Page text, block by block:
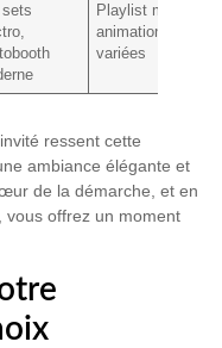
sets
Playlist mixte,
animations
variées
ressent cette
ambiance élégante et
de la démarche, et en
vous offrez un moment